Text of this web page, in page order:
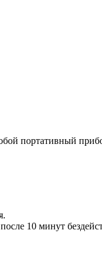
портативный
10 минут